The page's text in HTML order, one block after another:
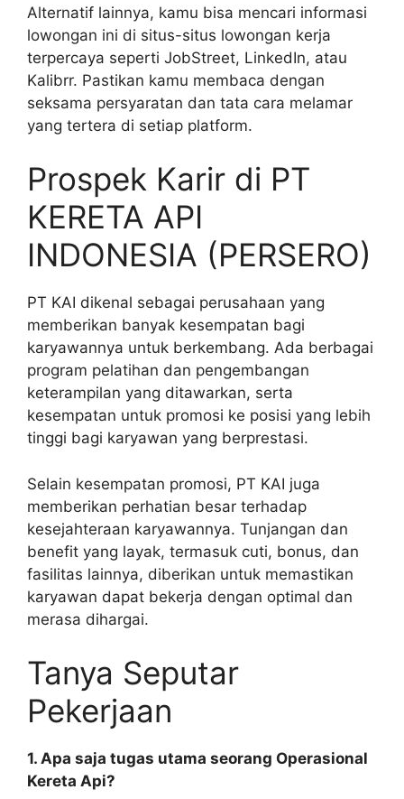
Alternatif lainnya, kamu bisa mencari informasi
lowongan ini di situs-situs lowongan kerja
terpercaya seperti JobStreet, LinkedIn, atau
Kalibrr. Pastikan kamu membaca dengan
seksama persyaratan dan tata cara melamar
yang tertera di setiap platform.
Prospek Karir di PT
KERETA API
INDONESIA (PERSERO)
PT KAI dikenal sebagai perusahaan yang
memberikan banyak kesempatan bagi
karyawannya untuk berkembang. Ada berbagai
program pelatihan dan pengembangan
keterampilan yang ditawarkan, serta
kesempatan untuk promosi ke posisi yang lebih
tinggi bagi karyawan yang berprestasi.
Selain kesempatan promosi, PT KAI juga
memberikan perhatian besar terhadap
kesejahteraan karyawannya. Tunjangan dan
benefit yang layak, termasuk cuti, bonus, dan
fasilitas lainnya, diberikan untuk memastikan
karyawan dapat bekerja dengan optimal dan
merasa dihargai.
Tanya Seputar
Pekerjaan
1. Apa saja tugas utama seorang Operasional
Kereta Api?